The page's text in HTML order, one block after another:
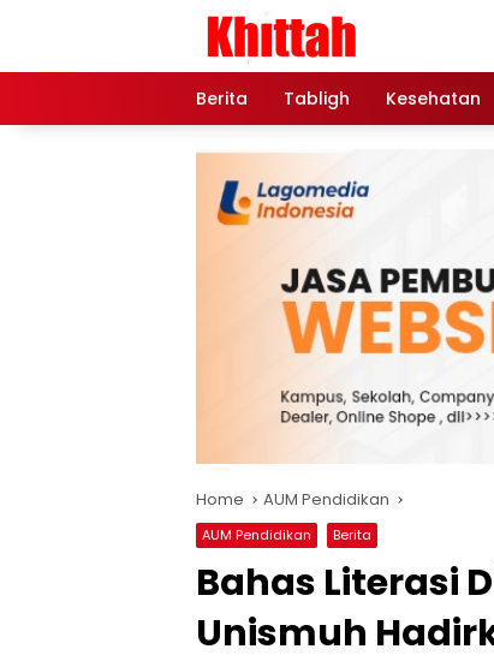
Berita Tabligh Kesehatan
Home AUM Pendidikan
AUM Pendidikan Berita
Bahas Literasi
Unismuh